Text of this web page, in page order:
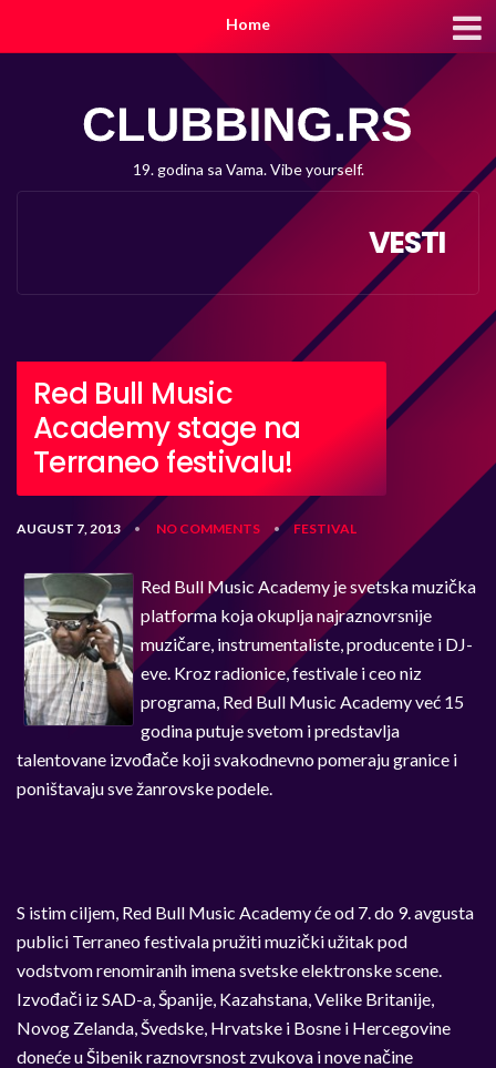
Home
19. godina sa Vama. Vibe yourself.
VESTI
Red Bull Music
Academy stage na
Terraneo festivalu!
AUGUST 7, 2013 • NO COMMENTS • FESTIVAL
Red Bull Music Academy je svetska muzička
platforma koja okuplja najraznovrsnije
muzičare, instrumentaliste, producente i DJ-
eve. Kroz radionice, festivale i ceo niz
programa, Red Bull Music Academy već 15
godina putuje svetom i predstavlja
talentovane izvođače koji svakodnevno pomeraju granice i
poništavaju sve žanrovske podele.
S istim ciljem, Red Bull Music Academy će od 7. do 9. avgusta
publici Terraneo festivala pružiti muzički užitak pod
vodstvom renomiranih imena svetske elektronske scene.
Izvođači iz SAD-a, Španije, Kazahstana, Velike Britanije,
Novog Zelanda, Švedske, Hrvatske i Bosne i Hercegovine
doneće u Šibenik raznovrsnost zvukova i nove načine